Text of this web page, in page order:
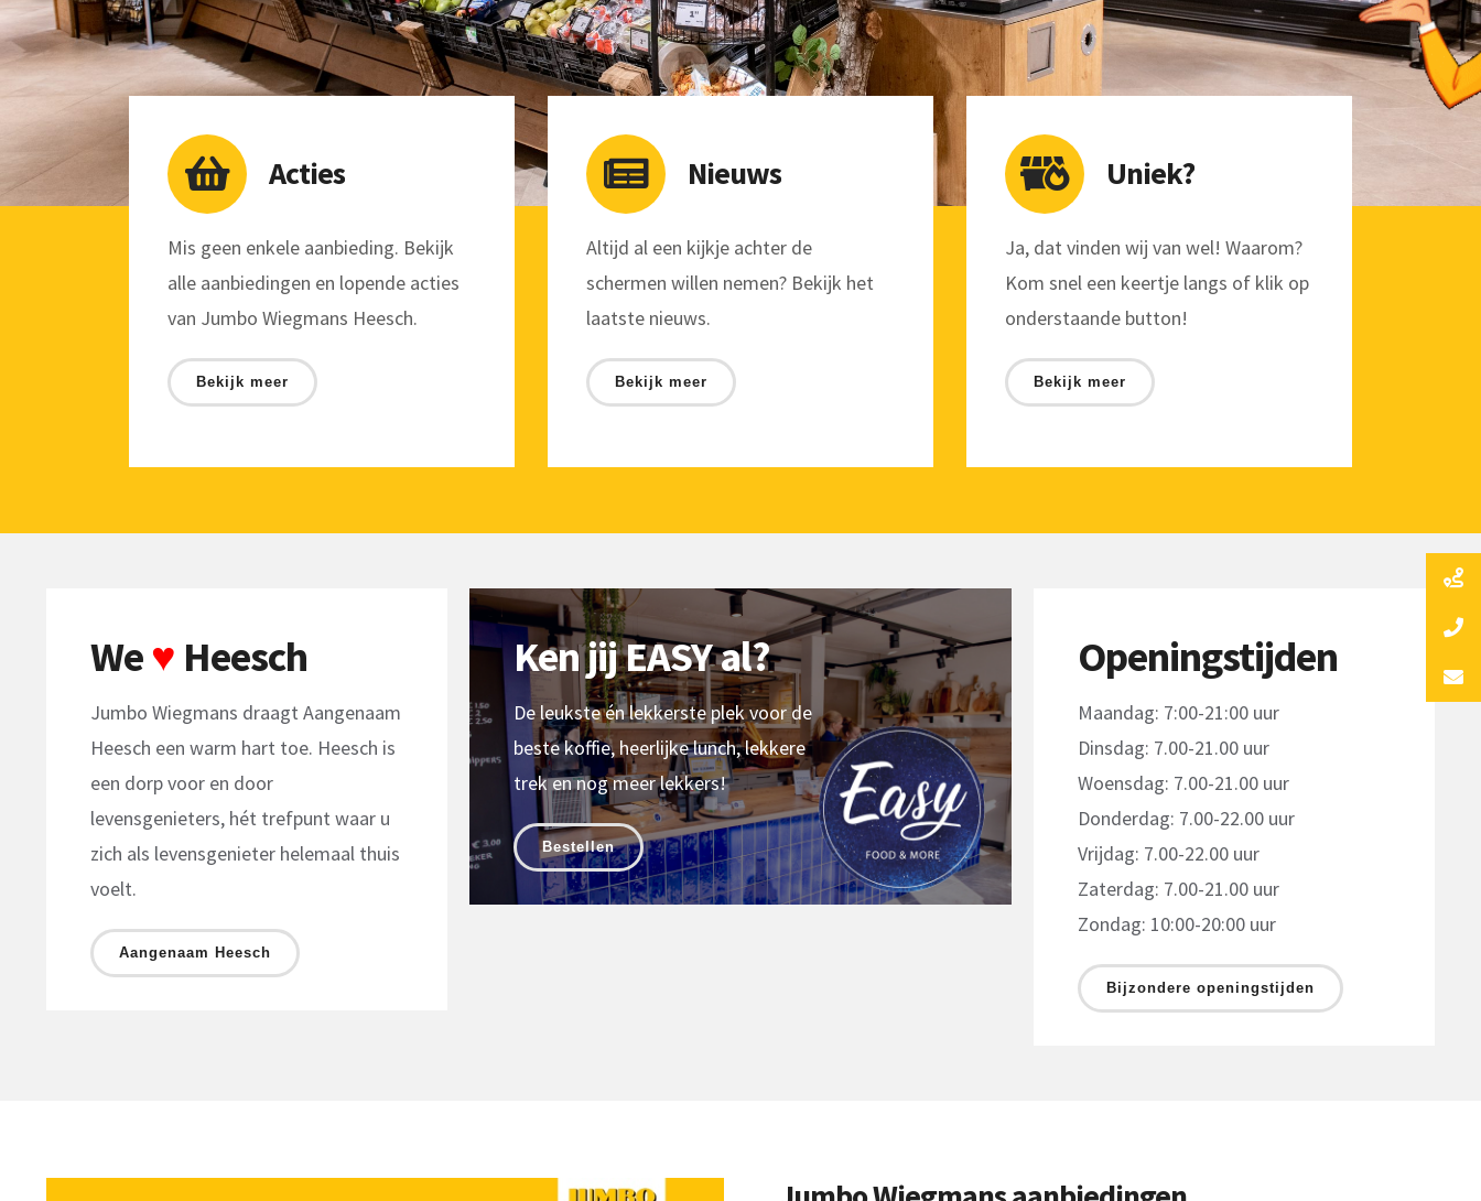
Acties
Mis geen enkele aanbieding. Bekijk
alle aanbiedingen en lopende acties
van Jumbo Wiegmans Heesch.
Bekijk meer
Nieuws
Altijd al een kijkje achter de
schermen willen nemen? Bekijk het
laatste nieuws.
Bekijk meer
Uniek?
Ja, dat vinden wij van wel! Waarom?
Kom snel een keertje langs of klik op
onderstaande button!
Bekijk meer
We♥ Heesch
Jumbo Wiegmans draagt Aangenaam
Heesch een warm hart toe. Heesch is
een dorp voor en door
levensgenieters, hét trefpunt waar u
zich als levensgenieter helemaal thuis
voelt.
Aangenaam Heesch
Ken jij EASY al?
De leukste én lekkerste plek voor de
beste koffie, heerlijke lunch, lekkere
trek en nog meer lekkers!
Bestellen
Openingstijden
Maandag: 7:00-21:00 uur
Dinsdag: 7.00-21.00 uur
Woensdag: 7.00-21.00 uur
Donderdag: 7.00-22.00 uur
Vrijdag: 7.00-22.00 uur
Zaterdag: 7.00-21.00 uur
Zondag: 10:00-20:00 uur
Bijzondere openingstijden